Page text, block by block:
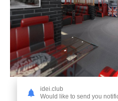
12. Бар
idei.club
Would like to send you